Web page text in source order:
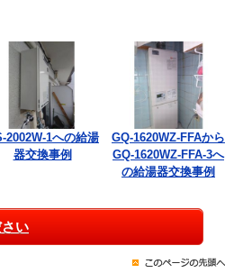
2002W-1への給湯
器交換事例
GQ-1620WZ-FFAから
GQ-1620WZ-FFA-3へ
の給湯器交換事例
い